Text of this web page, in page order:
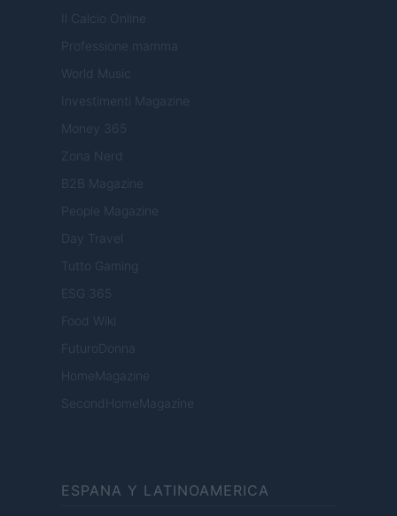
Il Calcio Online
Professione mamma
World Music
Investimenti Magazine
Money 365
Zona Nerd
B2B Magazine
People Magazine
Day Travel
Tutto Gaming
ESG 365
Food Wiki
FuturoDonna
HomeMagazine
SecondHomeMagazine
ESPANA Y LATINOAMERICA